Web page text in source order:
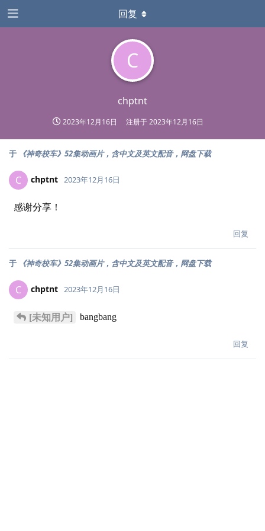
C
chptnt
2023年12月16日 注册于2023年12月16日
回复
于 《神奇校车》52集动画片，含中文及英文配音，网盘下载
C chptnt 2023年12月16日
感谢分享！
回复
于 《神奇校车》52集动画片，含中文及英文配音，网盘下载
C chptnt 2023年12月16日
[未知用户] bangbang
回复